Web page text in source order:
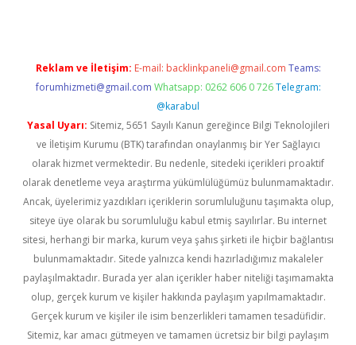
Reklam ve İletişim: E-mail: backlinkpaneli@gmail.com Teams:
forumhizmeti@gmail.com Whatsapp: 0262 606 0 726 Telegram:
@karabul
Yasal Uyarı: Sitemiz, 5651 Sayılı Kanun gereğince Bilgi Teknolojileri
ve İletişim Kurumu (BTK) tarafından onaylanmış bir Yer Sağlayıcı
olarak hizmet vermektedir. Bu nedenle, sitedeki içerikleri proaktif
olarak denetleme veya araştırma yükümlülüğümüz bulunmamaktadır.
Ancak, üyelerimiz yazdıkları içeriklerin sorumluluğunu taşımakta olup,
siteye üye olarak bu sorumluluğu kabul etmiş sayılırlar. Bu internet
sitesi, herhangi bir marka, kurum veya şahıs şirketi ile hiçbir bağlantısı
bulunmamaktadır. Sitede yalnızca kendi hazırladığımız makaleler
paylaşılmaktadır. Burada yer alan içerikler haber niteliği taşımamakta
olup, gerçek kurum ve kişiler hakkında paylaşım yapılmamaktadır.
Gerçek kurum ve kişiler ile isim benzerlikleri tamamen tesadüfidir.
Sitemiz, kar amacı gütmeyen ve tamamen ücretsiz bir bilgi paylaşım